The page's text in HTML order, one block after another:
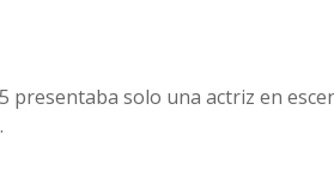
presentaba solo una actriz en